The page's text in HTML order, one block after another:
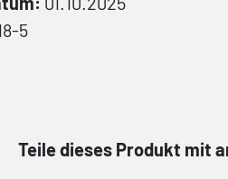
5
Teile dieses Produkt mit